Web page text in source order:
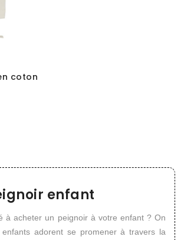
coton
enfant
à acheter un peignoir à votre enfant ? On
adorent se promener à travers la